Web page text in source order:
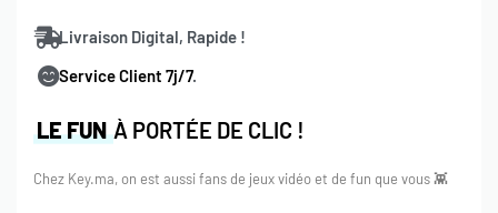
LE FUNÀ PORTÉE DE CLIC !
Chez Key.ma, on est aussi fans de jeux vidéo et de fun que vous 👾
Livraison Digital, Rapide !
Service Client 7j/7.